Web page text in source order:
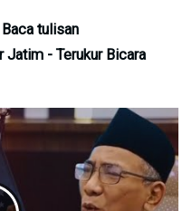
Baca tulisan
Jatim - Terukur Bicara